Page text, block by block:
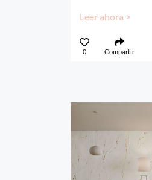
Leer ahora >
0 Compartir